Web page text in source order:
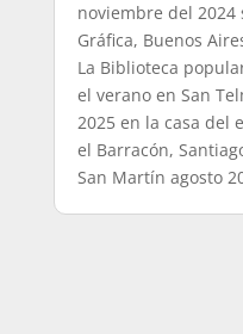
noviembre del 2024
Gráfica, Buenos
La Biblioteca
el verano en San
2025 en la casa del
el Barracón,
San Martín agosto